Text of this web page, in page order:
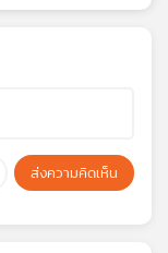
ส่งความคิดเห็น